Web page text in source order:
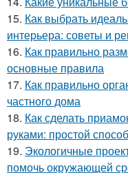
15. Как выбрать
интерьера: советы и
16. Как правильно
основные правила
17. Как правильно
частного дома
18. Как сделать
руками: простой способ
19. Экологичные
помочь окружающей